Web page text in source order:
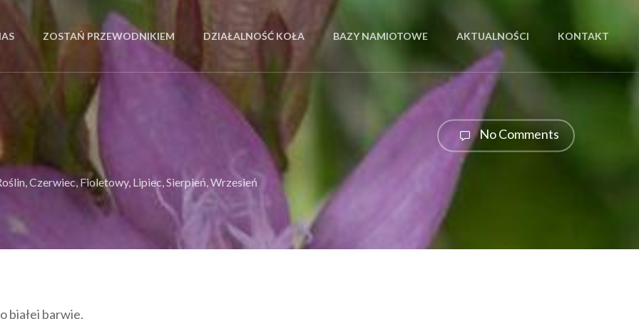
ZOSTAŃ PRZEWODNIKIEM DZIAŁALNOŚĆ KOŁA BAZY NAMIOTOWE AKTUALNOŚCI KONTAKT
Czerwiec, Fioletowy, Lipiec Sierpień Wrzesień
No Comments
białej barwie.